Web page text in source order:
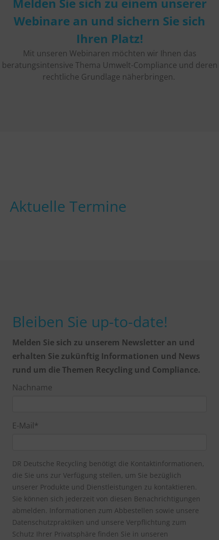
Webinare an und sichern Sie sich
Ihren Platz!
Mit unseren Webinaren möchten wir Ihnen das
beratungsintensive Thema Umwelt-Compliance und deren
rechtliche Grundlage näherbringen.
Aktuelle Termine
Bleiben Sie up-to-date!
Melden Sie sich zu unserem Newsletter an und
erhalten Sie zukünftig Informationen und News
rund um die Themen Recycling und Compliance.
Nachname
E-Mail*
DR Deutsche Recycling benötigt die Kontaktinformationen,
die Sie uns zur Verfügung stellen, um Sie bezüglich
unserer Produkte und Dienstleistungen zu kontaktieren.
Sie können sich jederzeit von diesen Benachrichtigungen
abmelden. Informationen zum Abbestellen sowie unsere
Datenschutzpraktiken und unsere Verpflichtung zum
Schutz Ihrer Privatsphäre finden Sie in unseren